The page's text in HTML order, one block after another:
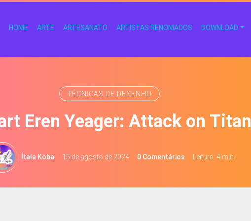
HOME ARTE ARTESANATO ARTISTAS RENOMADOS DOWNLOAD
TÉCNICAS DE DESENHO
Eren Yeager: Attack on Titan
Ítala Koba 15 de agosto de 2024 0 Comentários Leitura: 4 min